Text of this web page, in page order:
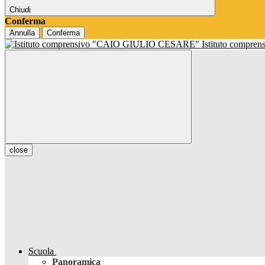
Chiudi
Conferma
Annulla Conferma
Istituto
close
Scuola
Panoramica